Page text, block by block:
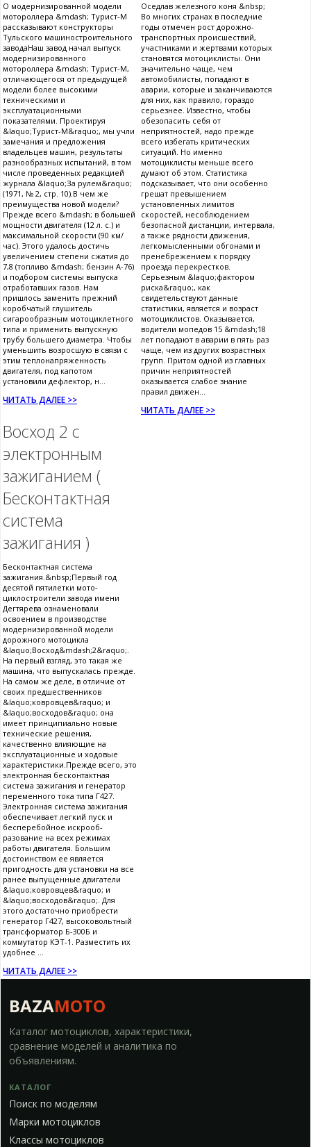
О модернизированной модели
мотороллера &mdash; Турист-М
рассказывают конструкторы
Тульского машиностроительного
заводаНаш завод начал выпуск
модернизированного
мотороллера &mdash; Турист-М,
отличающегося от предыдущей
модели более высокими
техническими и
эксплуатационными
показателями. Проектируя
&laquo;Турист-М&raquo;, мы учли
замечания и предложения
владельцев машин, результаты
разнообразных испытаний, в том
числе проведенных редакцией
журнала &laquo;За рулем&raquo;
(1971, № 2, стр. 10).В чем же
преимущества новой модели?
Прежде всего &mdash; в большей
мощности двигателя (12 л. с.) и
максимальной скорости (90 км/
час). Этого удалось достичь
увеличением степени сжатия до
7,8 (топливо &mdash; бензин А-76)
и подбором системы выпуска
отработавших газов. Нам
пришлось заменить прежний
коробчатый глушитель
сигарообразным мотоциклетного
типа и применить выпускную
трубу большего диаметра. Чтобы
уменьшить возросшую в связи с
этим теплонапряженность
двигателя, под капотом
установили дефлектор, н...
ЧИТАТЬ ДАЛЕЕ >>
Оседлав железного коня &nbsp;
Во многих странах в последние
годы отмечен рост дорожно-
транспортных происшествий,
участниками и жертвами которых
становятся мотоциклисты. Они
значительно чаще, чем
автомобилисты, попадают в
аварии, которые и заканчиваются
для них, как правило, гораздо
серьезнее. Известно, чтобы
обезопасить себя от
неприятностей, надо прежде
всего избегать критических
ситуаций. Но именно
мотоциклисты меньше всего
думают об этом. Статистика
подсказывает, что они особенно
грешат превышением
установленных лимитов
скоростей, несоблюдением
безопасной дистанции, интервала,
а также рядности движения,
легкомысленными обгонами и
пренебрежением к порядку
проезда перекрестков.
Серьезным &laquo;фактором
риска&raquo;, как
свидетельствуют данные
статистики, является и возраст
мотоциклистов. Оказывается,
водители мопедов 15 &mdash;18
лет попадают в аварии в пять раз
чаще, чем из других возрастных
групп. Притом одной из главных
причин неприятностей
оказывается слабое знание
правил движен...
ЧИТАТЬ ДАЛЕЕ >>
Восход 2 с
электронным
зажиганием (
Бесконтактная
система
зажигания )
Бесконтактная система
зажигания.&nbsp;Первый год
десятой пятилетки мото-
циклостроители завода имени
Дегтярева ознаменовали
освоением в производстве
модернизированной модели
дорожного мотоцикла
&laquo;Восход&mdash;2&raquo;.
На первый взгляд, это такая же
машина, что выпускалась прежде.
На самом же деле, в отличие от
своих предшественников
&laquo;ковровцев&raquo; и
&laquo;восходов&raquo; она
имеет принципиально новые
технические решения,
качественно влияющие на
эксплуатационные и ходовые
характеристики.Прежде всего, это
электронная бесконтактная
система зажигания и генератор
переменного тока типа Г427.
Электронная система зажигания
обеспечивает легкий пуск и
бесперебойное искрооб-
разование на всех режимах
работы двигателя. Большим
достоинством ее является
пригодность для установки на все
ранее выпущенные двигатели
&laquo;ковровцев&raquo; и
&laquo;восходов&raquo;. Для
этого достаточно приобрести
генератор Г427, высоковольтный
трансформатор Б-300Б и
коммутатор КЭТ-1. Разместить их
удобнее ...
ЧИТАТЬ ДАЛЕЕ >>
BAZAMOTO
Каталог мотоциклов, характеристики,
сравнение моделей и аналитика по
объявлениям.
КАТАЛОГ
Поиск по моделям
Марки мотоциклов
Классы мотоциклов